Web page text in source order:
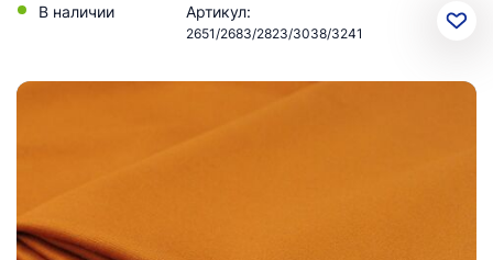
В наличии Артикул:
2651/2683/2823/3038/3241